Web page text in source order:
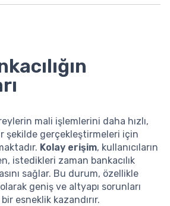
mali işlemlerini daha hızlı,
şekilde gerçekleştirmeleri için
Kolay erişim, kullanıcıların
istedikleri zaman bankacılık
sağlar. Bu durum, özellikle
geniş ve altyapı sorunları
esneklik kazandırır.